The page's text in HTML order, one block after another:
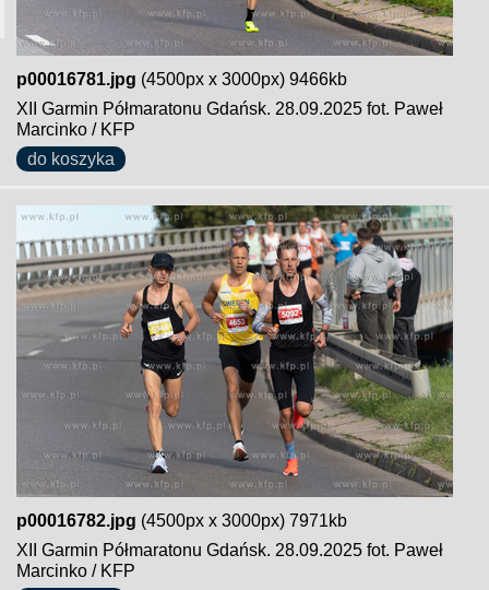
p00016781.jpg (4500px x 3000px) 9466kb
XII Garmin Półmaratonu Gdańsk. 28.09.2025 fot. Paweł
Marcinko / KFP
do koszyka
p00016782.jpg (4500px x 3000px) 7971kb
XII Garmin Półmaratonu Gdańsk. 28.09.2025 fot. Paweł
Marcinko / KFP